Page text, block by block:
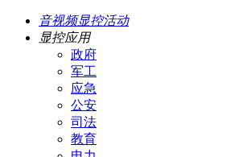
音视频显控活动
显控应用
政府
军工
应急
公安
司法
教育